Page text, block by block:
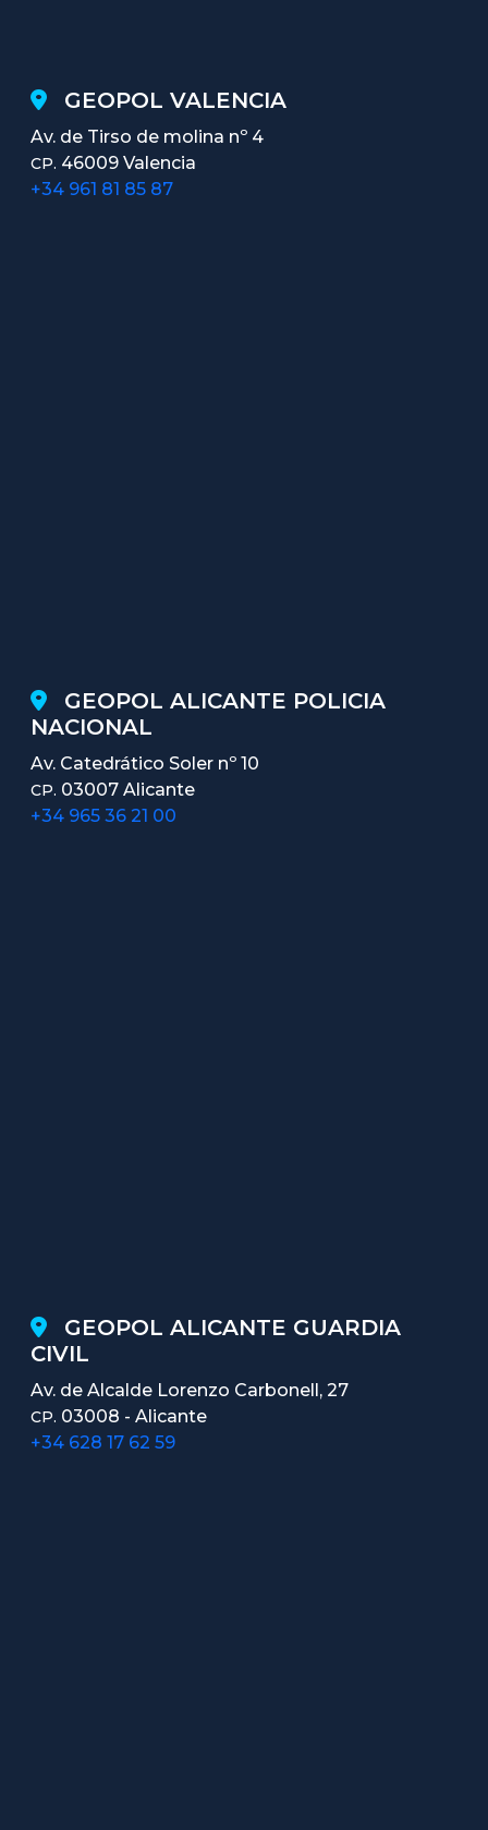
GEOPOL VALENCIA
Av. de Tirso de molina nº 4
CP. 46009 Valencia
+34 961 81 85 87
GEOPOL ALICANTE POLICIA
NACIONAL
Av. Catedrático Soler nº 10
CP. 03007 Alicante
+34 965 36 21 00
GEOPOL ALICANTE GUARDIA
CIVIL
Av. de Alcalde Lorenzo Carbonell, 27
CP. 03008 - Alicante
+34 628 17 62 59